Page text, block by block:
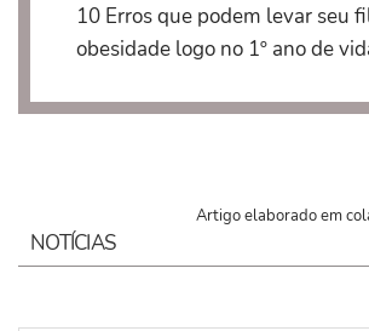
10 Erros que podem levar seu
obesidade logo no 1º ano de
Artigo elaborado em
NOTÍCIAS